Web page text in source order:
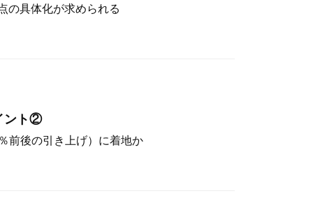
の具体化が求められる
ント②
前後の引き上げ）に着地か